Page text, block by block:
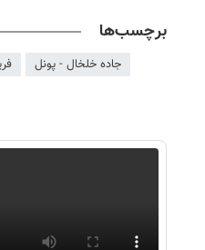
برچسب‌ها
جاده خلخال - پونل